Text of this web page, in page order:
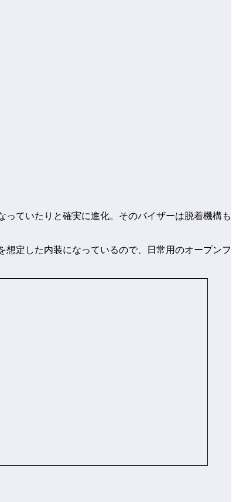
ていたりと確実に進化。そのバイザーは脱着機構も
定した内装になっているので、日常用のオープンフ